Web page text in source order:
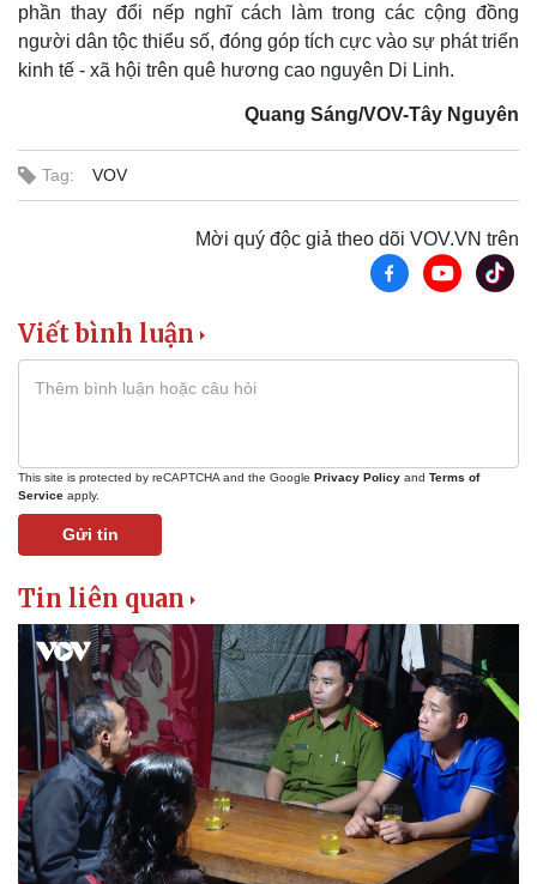
phần thay đổi nếp nghĩ cách làm trong các cộng đồng
người dân tộc thiểu số, đóng góp tích cực vào sự phát triển
kinh tế - xã hội trên quê hương cao nguyên Di Linh.
Quang Sáng/VOV-Tây Nguyên
Tag: VOV
Mời quý độc giả theo dõi VOV.VN trên
Viết bình luận
This site is protected by reCAPTCHA and the Google Privacy Policy and Terms of
Service apply.
Gửi tin
Tin liên quan